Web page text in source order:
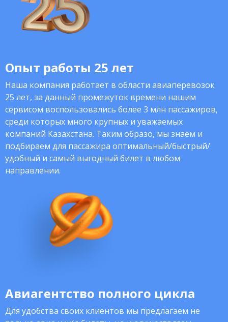
Опыт работы 25 лет
Наша компания работает в области авиаперевозок
25 лет, за данный промежуток времени нашим
сервисом воспользовались более 3 млн пассажиров,
среди которых много крупных и уважаемых
компаний Казахстана. Таким образо, мы знаем и
подбираем для пассажира оптимальный/быстрый/
удобный и самый выгодный билет в любом
направлении.
Авиагентство полного цикла
Для удобства своих клиентов мы предлагаем не